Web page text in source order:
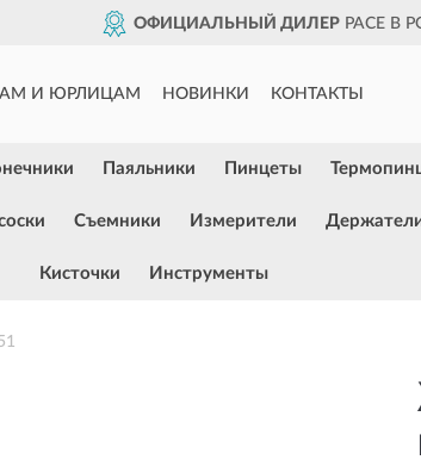
ОФИЦИАЛЬНЫЙ ДИЛЕР PACE В
И ЮРЛИЦАМ НОВИНКИ КОНТАКТЫ
Паяльники Пинцеты
Съемники Измерители
Кисточки Инструменты